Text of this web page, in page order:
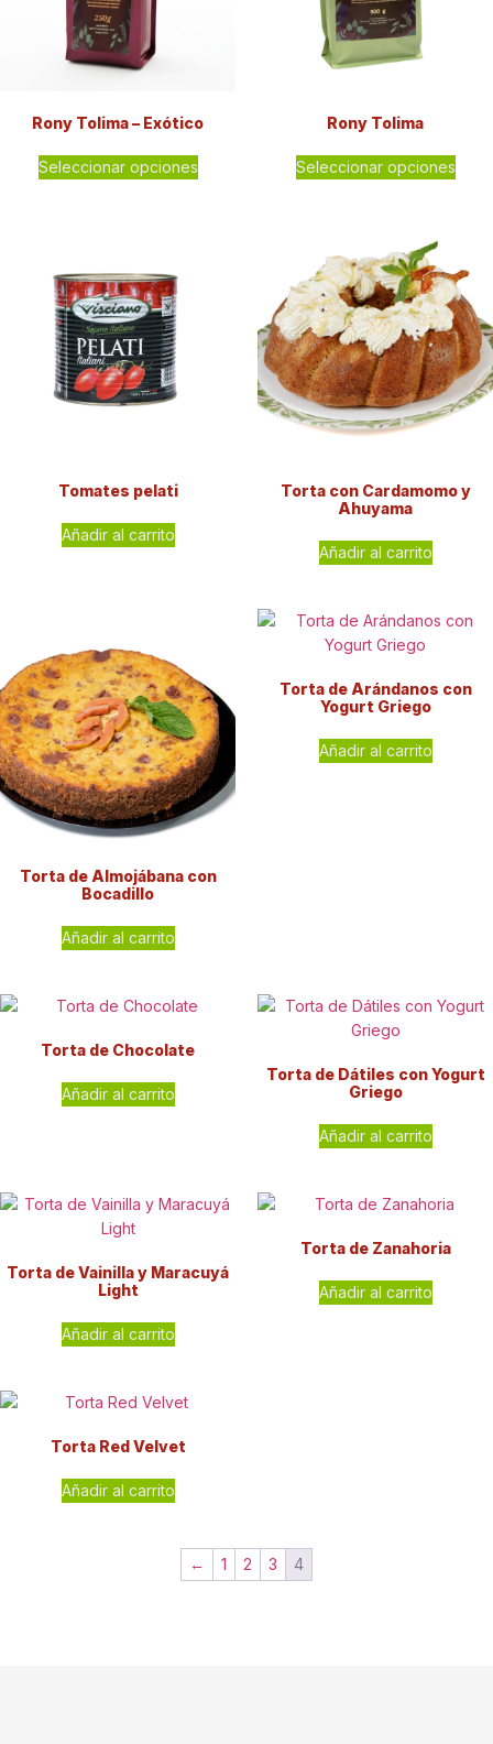
Rony Tolima – Exótico
Seleccionar opciones
Rony Tolima
Seleccionar opciones
Tomates pelati
Añadir al carrito
Torta con Cardamomo y
Ahuyama
Añadir al carrito
Torta de Almojábana con
Bocadillo
Añadir al carrito
Torta de Arándanos con
Yogurt Griego
Añadir al carrito
Torta de Chocolate
Añadir al carrito
Torta de Dátiles con Yogurt
Griego
Añadir al carrito
Torta de Vainilla y Maracuyá
Light
Añadir al carrito
Torta de Zanahoria
Añadir al carrito
Torta Red Velvet
Añadir al carrito
← 1 2 3 4